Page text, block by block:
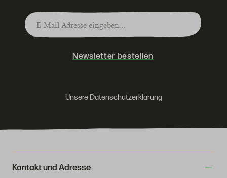
Newsletter bestellen
Unsere Datenschutzerklärung
Kontakt und Adresse